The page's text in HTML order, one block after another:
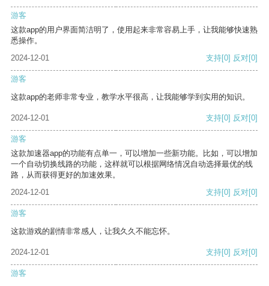
游客
这款app的用户界面简洁明了，使用起来非常容易上手，让我能够快速熟
悉操作。
2024-12-01
支持[0] 反对[0]
游客
这款app的老师非常专业，教学水平很高，让我能够学到实用的知识。
2024-12-01 支持[0] 反对[0]
游客
这款加速器app的功能有点单一，可以增加一些新功能。比如，可以增加
一个自动切换线路的功能，这样就可以根据网络情况自动选择最优的线
路，从而获得更好的加速效果。
2024-12-01
支持[0] 反对[0]
游客
这款游戏的剧情非常感人，让我久久不能忘怀。
2024-12-01 支持[0] 反对[0]
游客